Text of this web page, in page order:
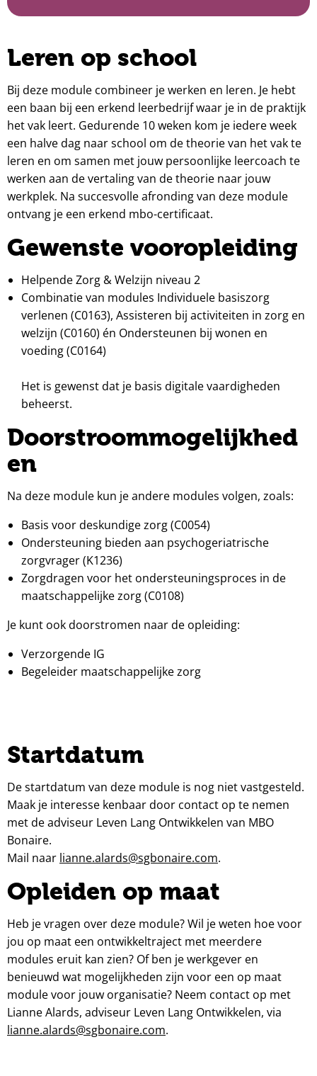
Leren op school
Bij deze module combineer je werken en leren. Je hebt
een baan bij een erkend leerbedrijf waar je in de praktijk
het vak leert. Gedurende 10 weken kom je iedere week
een halve dag naar school om de theorie van het vak te
leren en om samen met jouw persoonlijke leercoach te
werken aan de vertaling van de theorie naar jouw
werkplek. Na succesvolle afronding van deze module
ontvang je een erkend mbo-certificaat.
Gewenste vooropleiding
Helpende Zorg & Welzijn niveau 2
Combinatie van modules Individuele basis­zorg
verlenen (C0163), Assisteren bij activiteiten in zorg en
welzijn (C0160) én Ondersteunen bij wonen en
voeding (C0164)
Het is gewenst dat je basis digitale vaardigheden
beheerst.
Doorstroommogelijkhed
en
Na deze module kun je andere modules volgen, zoals:
Basis voor deskundige zorg (C0054)
Ondersteuning bieden aan psychogeriatrische
zorgvrager (K1236)
Zorgdragen voor het ondersteuningsproces in de
maatschappelijke zorg (C0108)
Je kunt ook doorstromen naar de opleiding:
Verzorgende IG
Begeleider maatschappelijke zorg
Startdatum
De startdatum van deze module is nog niet vastgesteld.
Maak je interesse kenbaar door contact op te nemen
met de adviseur Leven Lang Ontwikkelen van MBO
Bonaire.
Mail naar lianne.alards@sgbonaire.com.
Opleiden op maat
Heb je vragen over deze module? Wil je weten hoe voor
jou op maat een ontwikkeltraject met meerdere
modules eruit kan zien? Of ben je werkgever en
benieuwd wat mogelijkheden zijn voor een op maat
module voor jouw organisatie? Neem contact op met
Lianne Alards, adviseur Leven Lang Ontwikkelen, via
lianne.alards@sgbonaire.com.